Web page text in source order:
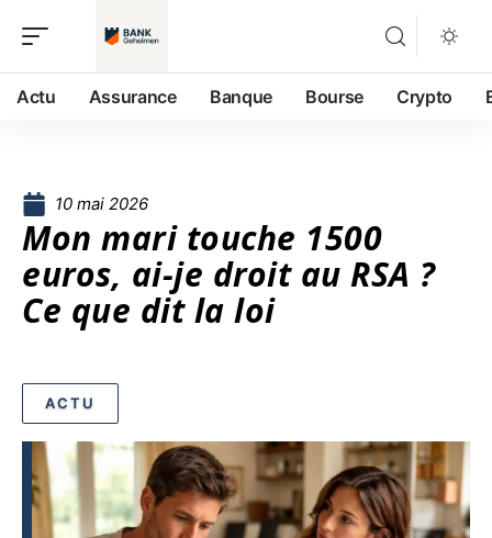
Actu Assurance Banque Bourse Crypto
10 mai 2026
Mon mari touche 1500
euros, ai-je droit au RSA ?
Ce que dit la loi
ACTU